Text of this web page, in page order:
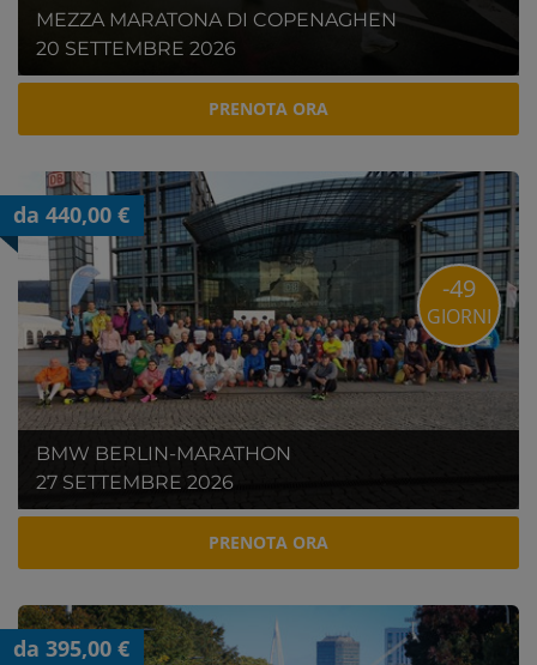
MEZZA MARATONA DI COPENAGHEN
20 SETTEMBRE 2026
PRENOTA ORA
da 440,00 €
BMW BERLIN-MARATHON
27 SETTEMBRE 2026
-49
GIORNI
PRENOTA ORA
da 395,00 €